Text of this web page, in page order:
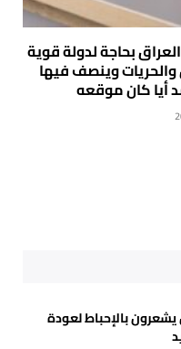
بحاجة لدولة قوية
وينصف فيها
أيا كان موقعه
يشعرون بالإحباط لعودة